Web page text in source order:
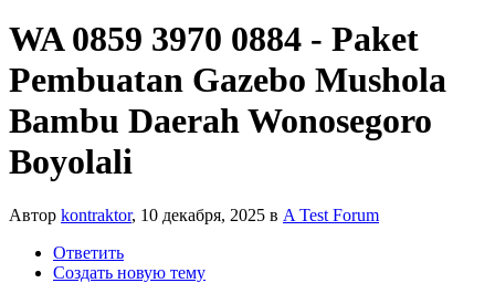
WA 0859 3970 0884 - Paket
Pembuatan Gazebo Mushola
Bambu Daerah Wonosegoro
Boyolali
Автор kontraktor, 10 декабря, 2025 в A Test Forum
Ответить
Создать новую тему